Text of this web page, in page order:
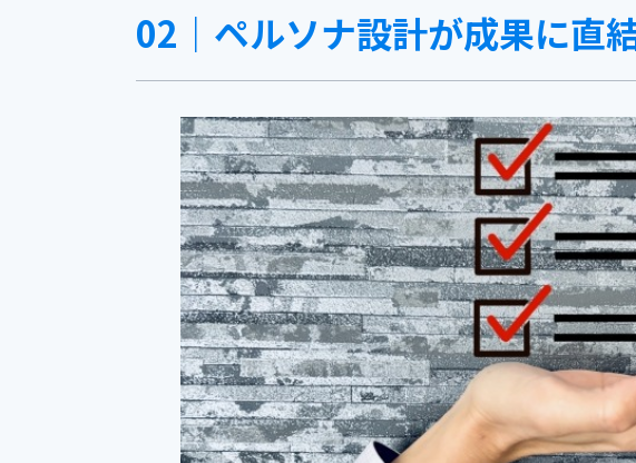
02｜ペルソナ設計が成果に直